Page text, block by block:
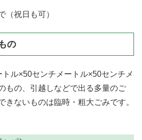
（祝日も可）
の
ル×50センチメートル×50センチメ
もの、引越しなどで出る多量のご
きないものは臨時・粗大ごみです。